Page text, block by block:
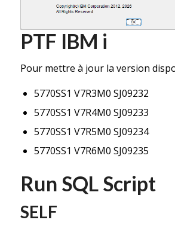
PTF IBM i
Pour mettre à jour la version
5770SS1 V7R3M0 SJ09232
5770SS1 V7R4M0 SJ09233
5770SS1 V7R5M0 SJ09234
5770SS1 V7R6M0 SJ09235
Run SQL Script
SELF